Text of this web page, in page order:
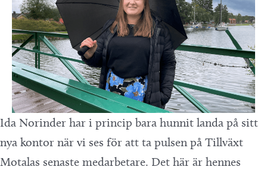
Ida Norinder har i princip bara hunnit landa på sitt
nya kontor när vi ses för att ta pulsen på Tillväxt
Motalas senaste medarbetare. Det här är hennes